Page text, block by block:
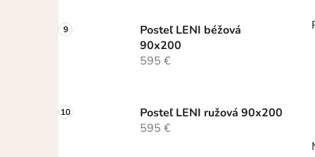
Posteľ LENI béžová
90x200
595 €
Posteľ LENI ružová 90x200
595 €